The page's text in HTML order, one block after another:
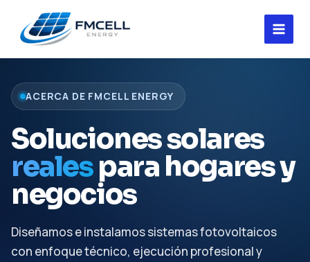
contenido
ACERCA DE FMCELL ENERGY
Soluciones solares
realespara hogares y
negocios
Diseñamos e instalamos sistemas fotovoltaicos
con enfoque técnico, ejecución profesional y